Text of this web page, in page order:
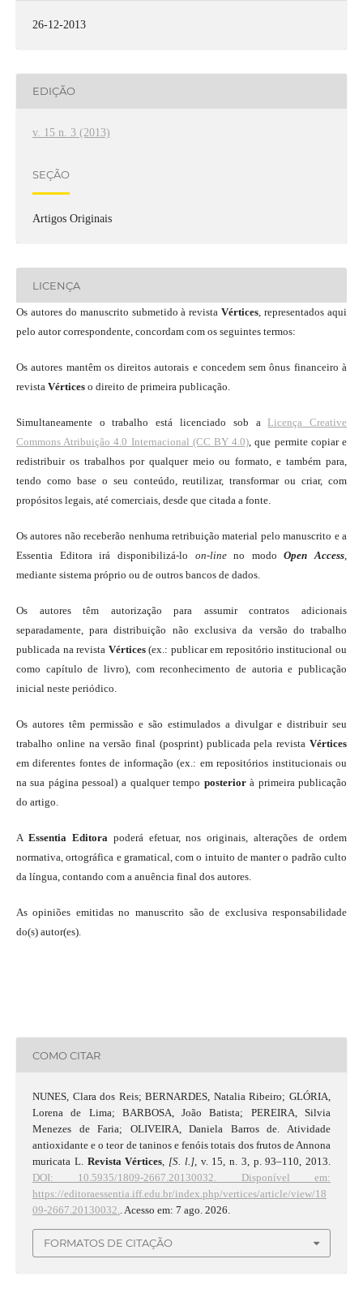
26-12-2013
EDIÇÃO
v. 15 n. 3 (2013)
SEÇÃO
Artigos Originais
LICENÇA
Os autores do manuscrito submetido à revistaVértices, representados aqui
pelo autor correspondente, concordam com os seguintes termos:
Os autores mantêm os direitos autorais e concedem sem ônus financeiro à
revista Vértices o direito de primeira publicação.
Simultaneamente o trabalho está licenciado sob a Licença Creative
Commons Atribuição 4.0 Internacional (CC BY 4.0), que permite copiar e
redistribuir os trabalhos por qualquer meio ou formato, e também para,
tendo como base o seu conteúdo, reutilizar, transformar ou criar, com
propósitos legais, até comerciais, desde que citada a fonte.
Os autores não receberão nenhuma retribuição material pelo manuscrito e a
Essentia Editora irá disponibilizá-lo on-lineno modoOpen Access,
mediante sistema próprio ou de outros bancos de dados.
Os autores têm autorização para assumir contratos adicionais
separadamente, para distribuição não exclusiva da versão do trabalho
publicada na revista Vértices(ex.: publicar em repositório institucional ou
como capítulo de livro), com reconhecimento de autoria e publicação
inicial neste periódico.
Os autores têm permissão e são estimulados a divulgar e distribuir seu
trabalho online na versão final (posprint) publicada pela revistaVértices
em diferentes fontes de informação (ex.: em repositórios institucionais ou
na sua página pessoal) a qualquer tempo posteriorà primeira publicação
do artigo.
A Essentia Editorapoderá efetuar, nos originais, alterações de ordem
normativa, ortográfica e gramatical, com o intuito de manter o padrão culto
da língua, contando com a anuência final dos autores.
As opiniões emitidas no manuscrito são de exclusiva responsabilidade
do(s) autor(es).
COMO CITAR
NUNES, Clara dos Reis; BERNARDES, Natalia Ribeiro; GLÓRIA,
Lorena de Lima; BARBOSA, João Batista; PEREIRA, Silvia
Menezes de Faria; OLIVEIRA, Daniela Barros de. Atividade
antioxidante e o teor de taninos e fenóis totais dos frutos de Annona
muricata L. Revista Vértices, [S. l.], v. 15, n. 3, p. 93–110, 2013.
DOI: 10.5935/1809-2667.20130032. Disponível em:
https://editoraessentia.iff.edu.br/index.php/vertices/article/view/18
09-2667.20130032.. Acesso em: 7 ago. 2026.
FORMATOS DE CITAÇÃO